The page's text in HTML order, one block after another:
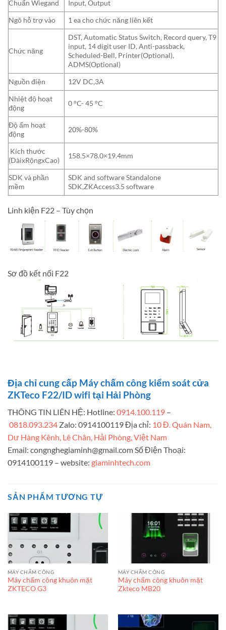
Chuẩn Wiegand
Input, Output
Ngõ hỗ trợ vào
1 ea cho chức năng liên kết
Chức năng
DST, Automatic Status Switch, Record query, T9
input, 14 digit user ID, Anti-passback,
Scheduled-Bell, Printer(Optional),
ADMS(Optional)
Nguồn điện
12V DC,3A
Nhiệt độ hoạt
động
0 °C- 45 °C
Độ ẩm hoạt
động
20%-80%
Kích thước
(DàixRộngxCao)
158.5×78.0×19.4mm
SDK và phần
mềm
SDK and software Standalone
SDK,ZKAccess3.5 software
Linh kiện F22 – Tùy chọn
Sơ đồ kết nối F22
Địa chỉ cung cấp Máy chấm công kiểm soát cửa
ZKTeco F22/ID wifi tại Hải Phòng
THÔNG TIN LIÊN HỆ: Hotline: 0914.100.119 –
0818.093.234 Zalo: 0914100119 Địa chỉ: 10 Đ. Quán Nam,
Dư Hàng Kênh, Lê Chân, Hải Phòng, Việt Nam
Email: congnghegiaminh@gmail.comSố Điện Thoại:
0914100119 – website: giaminhtech.com
SẢN PHẨM TƯƠNG TỰ
MÁY CHẤM CÔNG
Máy chấm công khuôn mặt
ZKTECO G3
MÁY CHẤM CÔNG
Máy chấm công khuôn mặt
Zkteco MB20